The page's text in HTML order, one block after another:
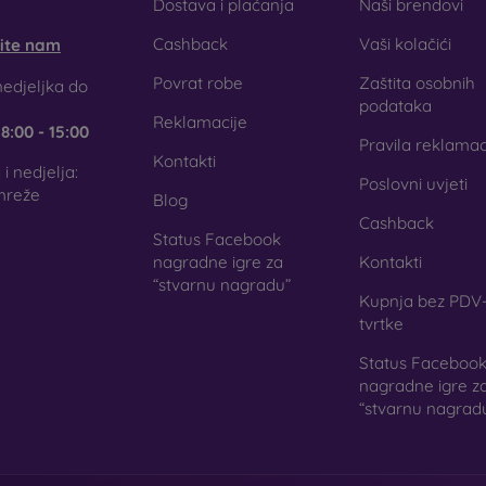
folije za mobitel
stakala, za zaštitu telefona možete koristiti izaštitne
razinu zaštite kao kaljeno staklo. Koriste se uglavnom
kaljenog stakla teža. Zahvaljujući svojoj maloj debljini,
U kombinaciji sa zaštitnom futrolom pružaju dovoljnu razinu
odlučite li se za foliju ili neku vrstu zaštitnog stakla,
FOON
pronaći ćete
nam
do
8:00 - 15:00
i nedjelja:
Dostava i plaćanja
Cashback
Povrat robe
Reklamacije
Kontakti
Blog
Status Facebook
nagradne igre za
“stvarnu nagradu”
Naši brendovi
Vaši kolačići
Zaštita osobnih
podataka
Pravila
Poslovni uvjeti
Cashback
Kontakti
Kupnja bez
tvrtke
Status Facebook
nagradne igre
“stvarnu